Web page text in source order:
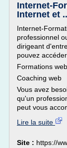
Internet-
Internet et
Internet-
professionnel
dirigeant
pouvez
Formations web
Coaching web
Vous avez
qu'un
peut vous
Lire la suite
Site : https://